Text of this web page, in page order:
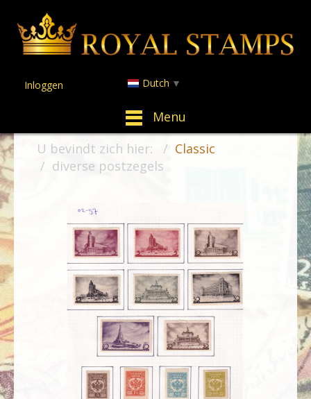
Menu
Inloggen Dutch ▼
U bevindt zich hier:
Classic
diverse postzegels